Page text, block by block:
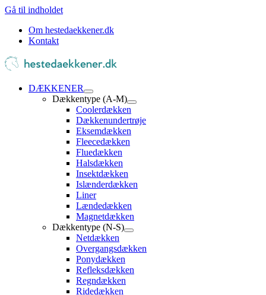
Gå til indholdet
Om hestedaekkener.dk
Kontakt
DÆKKENER
Dækkentype (A-M)
Coolerdækken
Dækkenundertrøje
Eksemdækken
Fleecedækken
Fluedækken
Halsdækken
Insektdækken
Islænderdækken
Liner
Lændedækken
Magnetdækken
Dækkentype (N-S)
Netdækken
Overgangsdækken
Ponydækken
Refleksdækken
Regndækken
Ridedækken